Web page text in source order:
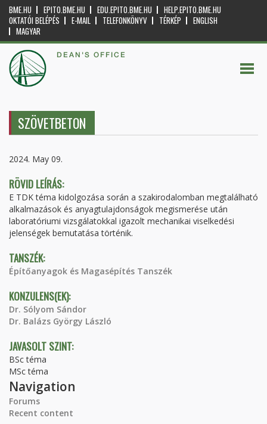
BME.HU EPITO.BME.HU EDU.EPITO.BME.HU
HELP.EPITO.BME.HU
OKTATÓI BELÉPÉS
E-MAIL TELEFONKÖNYV TÉRKÉP
ENGLISH
MAGYAR
DEAN'S OFFICE
SZÖVETBETON
2024. May 09.
RÖVID LEÍRÁS:
E TDK téma kidolgozása során a szakirodalomban megtalálható
alkalmazások és anyagtulajdonságok megismerése után
laboratóriumi vizsgálatokkal igazolt mechanikai viselkedési
jelenségek bemutatása történik.
TANSZÉK:
Építőanyagok és Magasépítés Tanszék
KONZULENS(EK):
Dr. Sólyom Sándor
Dr. Balázs György László
JAVASOLT SZINT:
BSc téma
MSc téma
Navigation
Forums
Recent content